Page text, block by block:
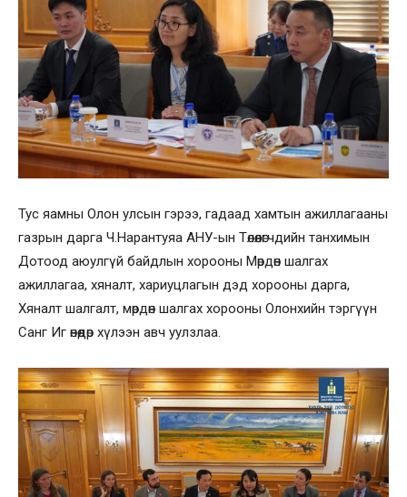
Тус яамны Олон улсын гэрээ, гадаад хамтын ажиллагааны
газрын дарга Ч.Нарантуяа АНУ-ын Төлөөлөгчдийн танхимын
Дотоод аюулгүй байдлын хорооны Мөрдөн шалгах
ажиллагаа, хяналт, хариуцлагын дэд хорооны дарга,
Хяналт шалгалт, мөрдөн шалгах хорооны Олонхийн тэргүүн
Санг Иг өнөөдөр хүлээн авч уулзлаа.